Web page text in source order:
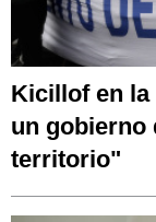
Kicillof en
un gobierno
territorio"